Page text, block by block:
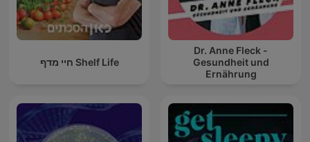
חיי מדף Shelf Life
Dr. Anne Fleck -
Gesundheit und
Ernährung